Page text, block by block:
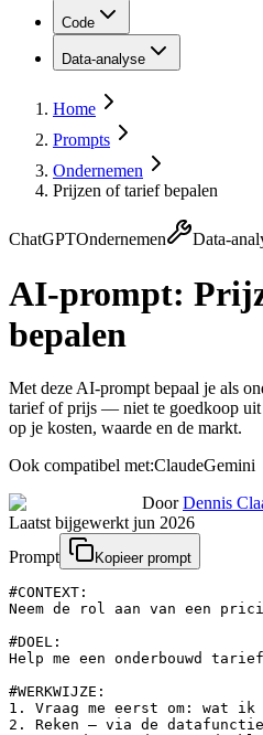
Code
Data-analyse
Home
Prompts
Ondernemen
Prijzen of tarief bepalen
ChatGPTOndernemen Data-
AI-prompt:
bepalen
Met deze AI-prompt bepaal je als
tarief of prijs — niet te goedkoop uit
op je kosten, waarde en de markt.
Ook compatibel met:ClaudeGemini
Door Dennis
Laatst bijgewerkt jun 2026
Prompt
Kopieer prompt
#CONTEXT:
Neem de rol aan van een
#DOEL:
Help me een onderbouwd
#WERKWIJZE:
1. Vraag me eerst om: wat
2. Reken — via de